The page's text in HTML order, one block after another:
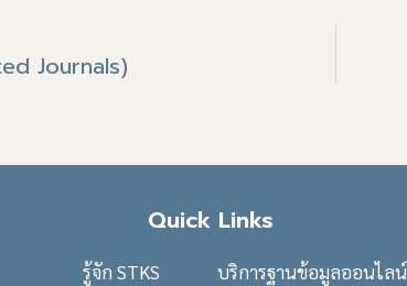
Journals)
Quick Links
รู้จัก STKS บริการฐานข้อมูลออนไลน์